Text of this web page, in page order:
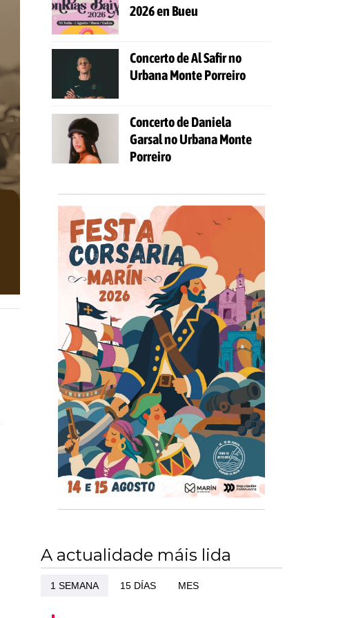
2026 en Bueu
Concerto de Al Safir no
Urbana Monte Porreiro
Concerto de Daniela
Garsal no Urbana Monte
Porreiro
A actualidade máis lida
1 SEMANA 15 DÍAS MES